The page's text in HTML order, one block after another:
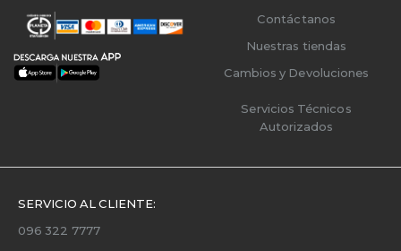
Contáctanos
Nuestras tiendas
Cambios y Devoluciones
Servicios Técnicos
Autorizados
SERVICIO AL CLIENTE:
096 322 7777